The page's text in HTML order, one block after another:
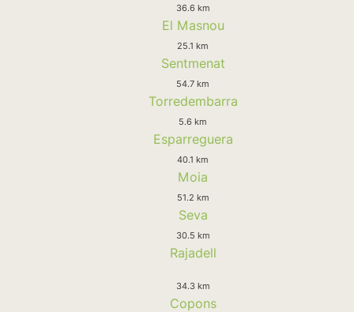
36.6 km
El Masnou
25.1 km
Sentmenat
54.7 km
Torredembarra
5.6 km
Esparreguera
40.1 km
Moia
51.2 km
Seva
30.5 km
Rajadell
34.3 km
Copons